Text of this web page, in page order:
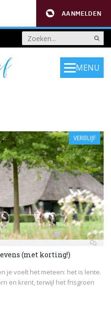
AANMELDEN
MENU
VERBLIJF
(met korting!)
je voelt het meteen: het is lente.
en krent, terwijl het frisgroen